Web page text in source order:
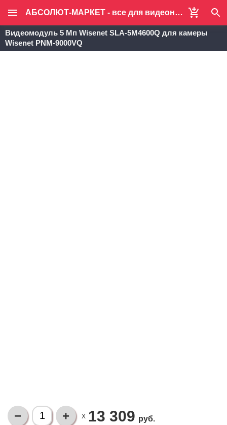
АБСОЛЮТ-МАРКЕТ - все для видеонаблюдения и систем безопасности
Видеомодуль 5 Мп Wisenet SLA-5M4600Q для камеры
Wisenet PNM-9000VQ
X 13 309 руб.